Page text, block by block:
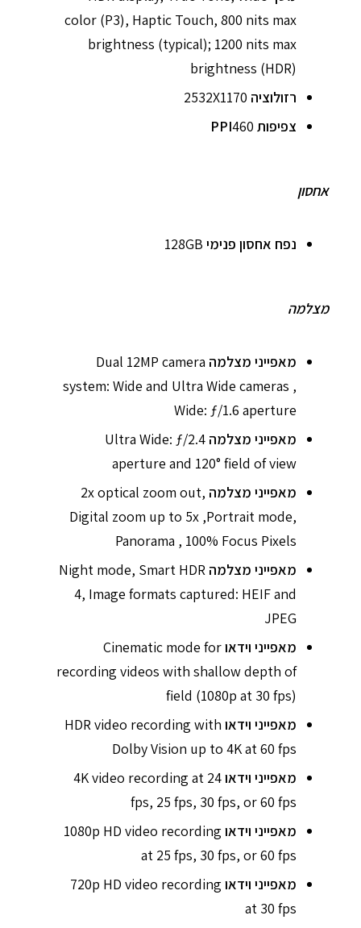
color (P3), Haptic Touch, 800 nits max
brightness (typical); 1200 nits max
brightness (HDR)
רזולוציה 2532X1170
צפיפות PPI 460
אחסון
נפח אחסון פנימי 128GB
מצלמה
מאפייני מצלמה Dual 12MP camera
system: Wide and Ultra Wide cameras ,
Wide: ƒ/1.6 aperture
מאפייני מצלמה Ultra Wide: ƒ/2.4
aperture and 120° field of view
מאפייני מצלמה 2x optical zoom out,
Digital zoom up to 5x ,Portrait mode,
Panorama , 100% Focus Pixels
מאפייני מצלמה Night mode, Smart HDR
4, Image formats captured: HEIF and
JPEG
מאפייני וידאוCinematic mode for
recording videos with shallow depth of
field (1080p at 30 fps)
מאפייני וידאו HDR video recording with
Dolby Vision up to 4K at 60 fps
מאפייני וידאו4K video recording at 24
fps, 25 fps, 30 fps, or 60 fps
מאפייני וידאו 1080p HD video recording
at 25 fps, 30 fps, or 60 fps
מאפייני וידאו 720p HD video recording
at 30 fps